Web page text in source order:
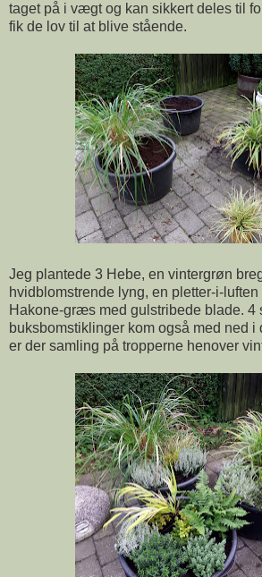
taget på i vægt og kan sikkert deles til
fik de lov til at blive stående.
Jeg plantede 3 Hebe, en vintergrøn
hvidblomstrende lyng, en pletter-i-
Hakone-græs med gulstribede blade. 4
buksbomstiklinger kom også med ned i
er der samling på tropperne henover